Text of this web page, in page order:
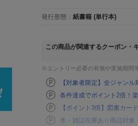
発行形態 ： 紙書籍 (単行本)
この商品が関連するクーポン・
※エントリー必要の有無や実施期間
【対象者限定】全ジャン
条件達成でポイント2倍！
【ポイント3倍】図書カー
本・雑誌在庫あり商品対象